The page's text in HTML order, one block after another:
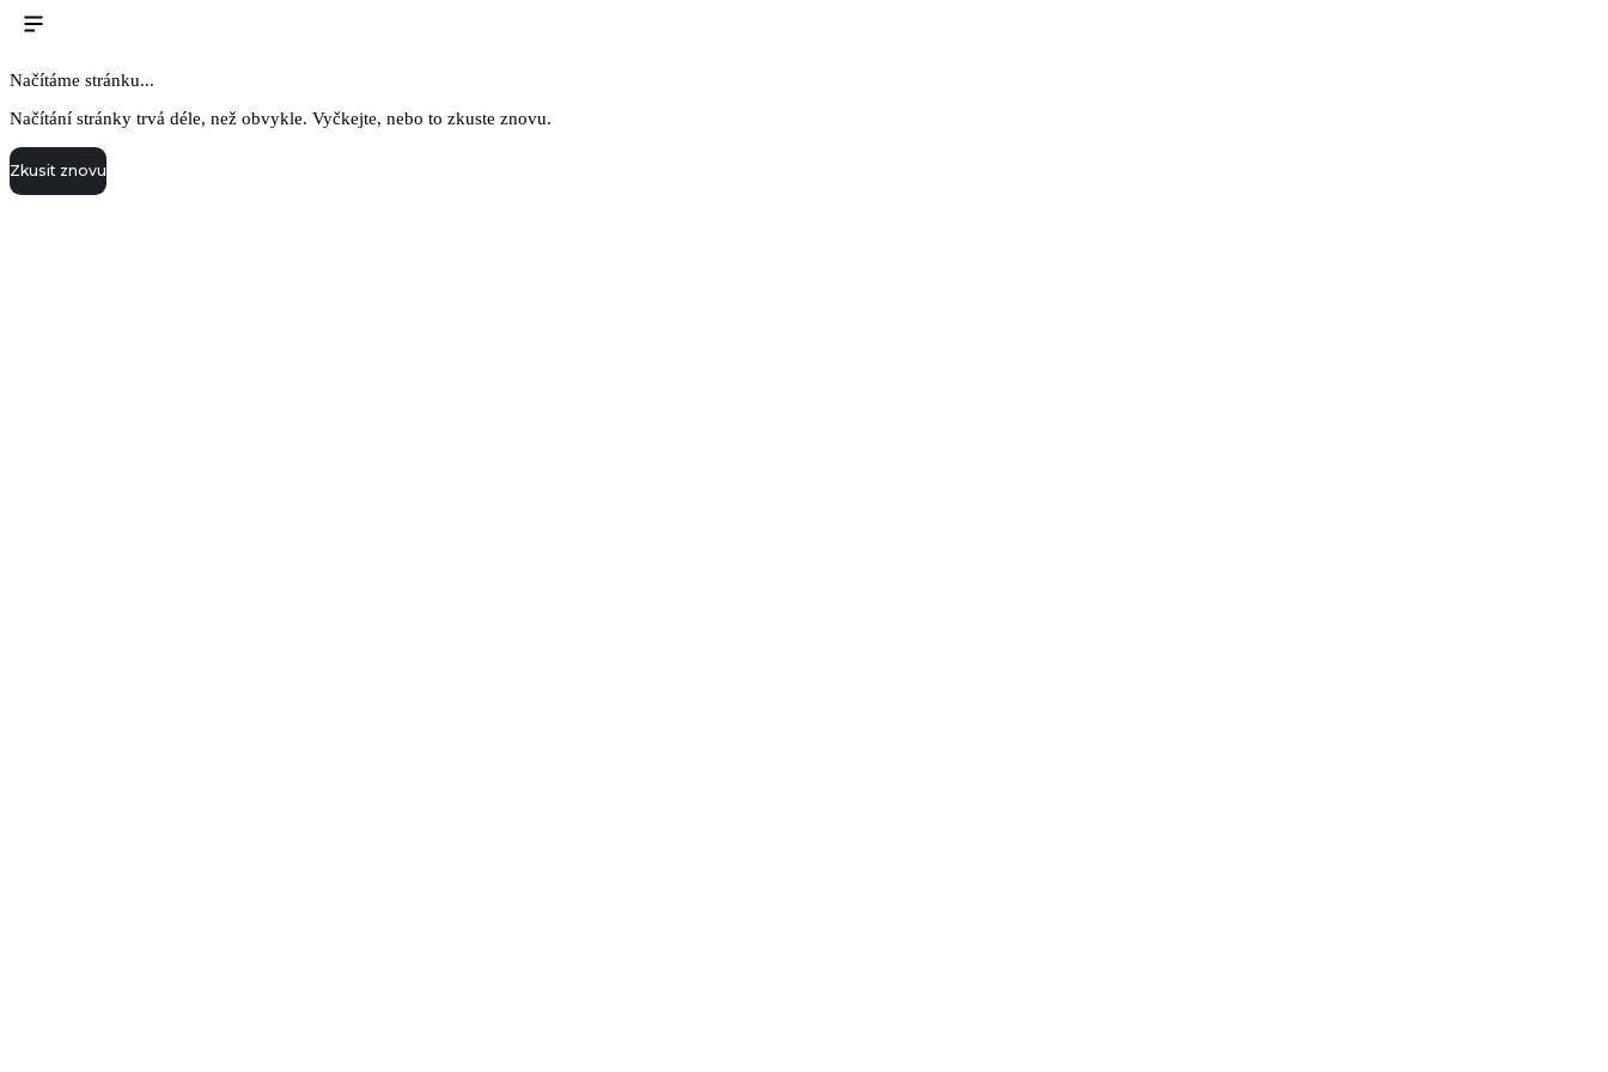
Načítáme stránku...
Načítání stránky trvá déle, než obvykle. Vyčkejte, nebo to zkuste znovu.
Zkusit znovu